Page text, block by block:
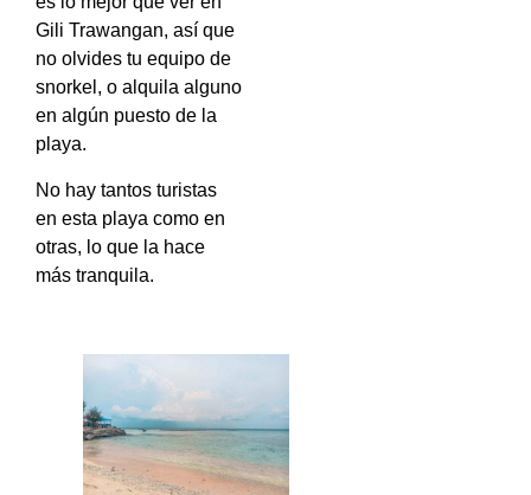
Gili Trawangan, así que
no olvides tu equipo de
snorkel, o alquila alguno
en algún puesto de la
playa.
No hay tantos turistas
en esta playa como en
otras, lo que la hace
más tranquila.